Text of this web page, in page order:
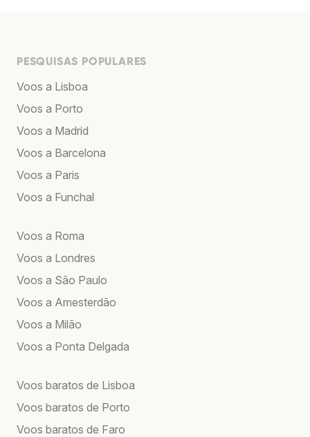
PESQUISAS POPULARES
Voos a Lisboa
Voos a Porto
Voos a Madrid
Voos a Barcelona
Voos a Paris
Voos a Funchal
Voos a Roma
Voos a Londres
Voos a São Paulo
Voos a Amesterdão
Voos a Milão
Voos a Ponta Delgada
Voos baratos de Lisboa
Voos baratos de Porto
Voos baratos de Faro